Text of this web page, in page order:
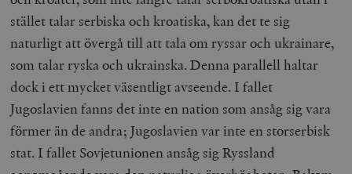
stället talar serbiska och kroatiska, kan det te sig
naturligt att övergå till att tala om ryssar och ukrainare,
som talar ryska och ukrainska. Denna parallell haltar
dock i ett mycket väsentligt avseende. I fallet
Jugoslavien fanns det inte en nation som ansåg sig vara
förmer än de andra; Jugoslavien var inte en storserbisk
stat. I fallet Sovjetunionen ansåg sig Ryssland